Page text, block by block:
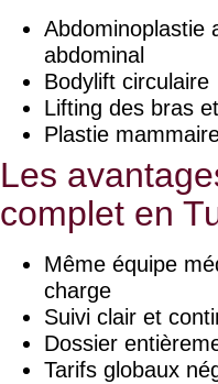
Abdominoplastie
abdominal
Bodylift circulaire
Lifting des bras
Plastie
Les
complet en
Même équipe
charge
Suivi clair et
Dossier
Tarifs globaux